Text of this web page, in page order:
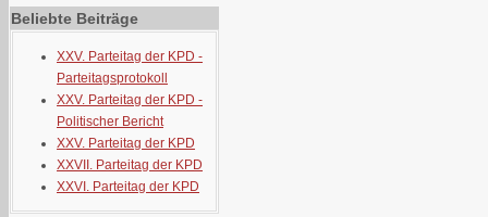
Beliebte Beiträge
XXV. Parteitag der KPD -
Parteitagsprotokoll
XXV. Parteitag der KPD -
Politischer Bericht
XXV. Parteitag der KPD
XXVII. Parteitag der KPD
XXVI. Parteitag der KPD